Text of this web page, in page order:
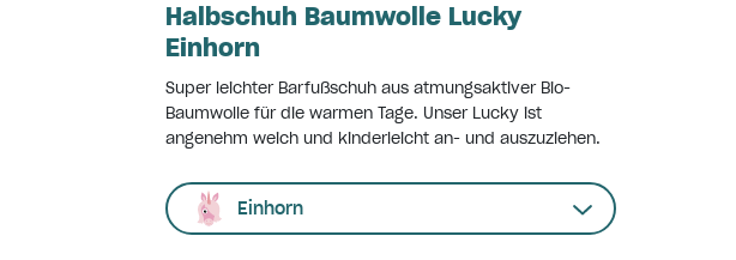
Halbschuh Baumwolle Lucky
Einhorn
Super leichter Barfußschuh aus atmungsaktiver Bio-
Baumwolle für die warmen Tage. Unser Lucky ist
angenehm weich und kinderleicht an- und auszuziehen.
Einhorn